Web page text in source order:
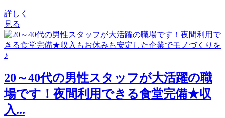
詳しく
見る
20～40代の男性スタッフが大活躍の職
場です！夜間利用できる食堂完備★収
入...